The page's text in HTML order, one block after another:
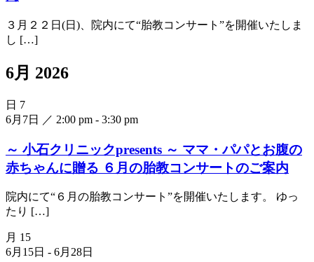
３月２２日(日)、院内にて“胎教コンサート”を開催いたしま
し […]
6月 2026
日 7
6月7日 ／ 2:00 pm - 3:30 pm
～ 小石クリニックpresents ～ ママ・パパとお腹の
赤ちゃんに贈る ６月の胎教コンサートのご案内
院内にて“６月の胎教コンサート”を開催いたします。 ゆっ
たり […]
月 15
6月15日 - 6月28日